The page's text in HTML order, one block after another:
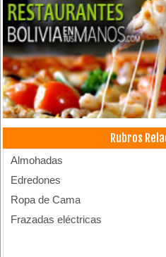
Rubros
Almohadas
Edredones
Ropa de Cama
Frazadas eléctricas